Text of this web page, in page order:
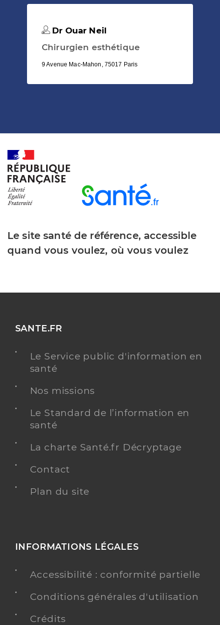
Dr Ouar Neil
Chirurgien esthétique
9 Avenue Mac-Mahon, 75017 Paris
Le site santé de référence, accessible
quand vous voulez, où vous voulez
SANTE.FR
Le Service public d'information en
santé
Nos missions
Le Standard de l’information en
santé
La charte Santé.fr Décryptage
Contact
Plan du site
INFORMATIONS LÉGALES
Accessibilité : conformité partielle
Conditions générales d'utilisation
Crédits